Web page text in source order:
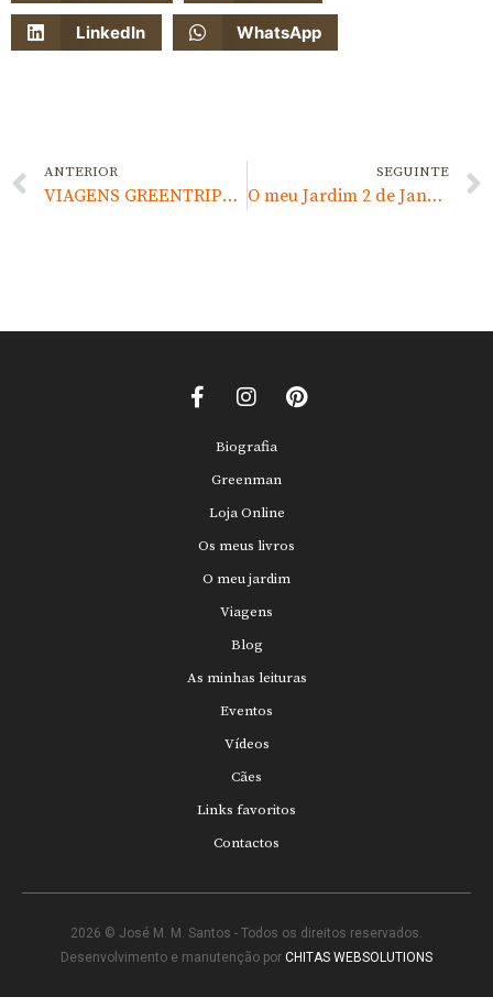
LinkedIn WhatsApp
ANTERIOR
VIAGENS GREENTRIPS 2016
SEGUINTE
O meu Jardim 2 de Janeiro 2016
Biografia
Greenman
Loja Online
Os meus livros
O meu jardim
Viagens
Blog
As minhas leituras
Eventos
Vídeos
Cães
Links favoritos
Contactos
2026 © José M. M. Santos - Todos os direitos reservados.
Desenvolvimento e manutenção por CHITAS WEBSOLUTIONS